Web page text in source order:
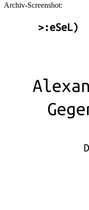
Archiv-Screenshot: